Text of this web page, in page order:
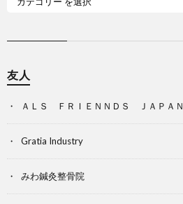
友人
ＡＬＳ ＦＲＩＥＮＮＤＳ ＪＡＰＡＮ
Gratia Industry
みわ鍼灸整骨院